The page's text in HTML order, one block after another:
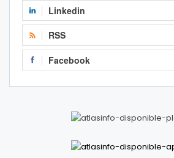
Linkedin
RSS
Facebook